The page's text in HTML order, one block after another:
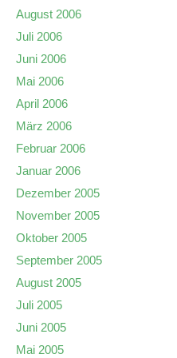
August 2006
Juli 2006
Juni 2006
Mai 2006
April 2006
März 2006
Februar 2006
Januar 2006
Dezember 2005
November 2005
Oktober 2005
September 2005
August 2005
Juli 2005
Juni 2005
Mai 2005